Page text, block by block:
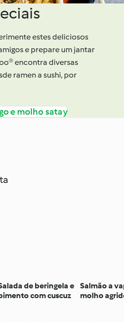
estes deliciosos
e prepare um jantar
encontra diversas
ramen a sushi, por
e molho satay
de beringela e
com cuscuz
Salmão a
molho